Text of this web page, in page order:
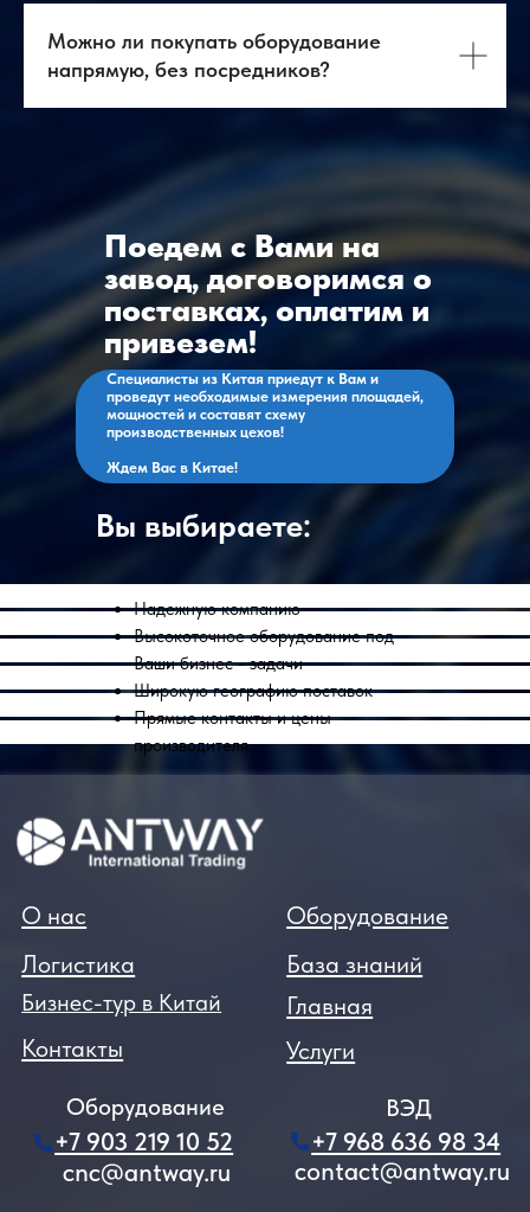
Можно ли покупать оборудование
напрямую, без посредников?
Вы выбираете:
Поедем с Вами на
завод, договоримся о
поставках, оплатим и
привезем!
Специалисты из Китая приедут к Вам и
проведут необходимые измерения площадей,
мощностей и составят схему
производственных цехов!
Ждем Вас в Китае!
Надежную компанию
Высокоточное оборудование под
Ваши бизнес - задачи
Широкую географию поставок
Прямые контакты и цены
производителя
Политика
ООО "Антвэй"
ИНН: 972718613